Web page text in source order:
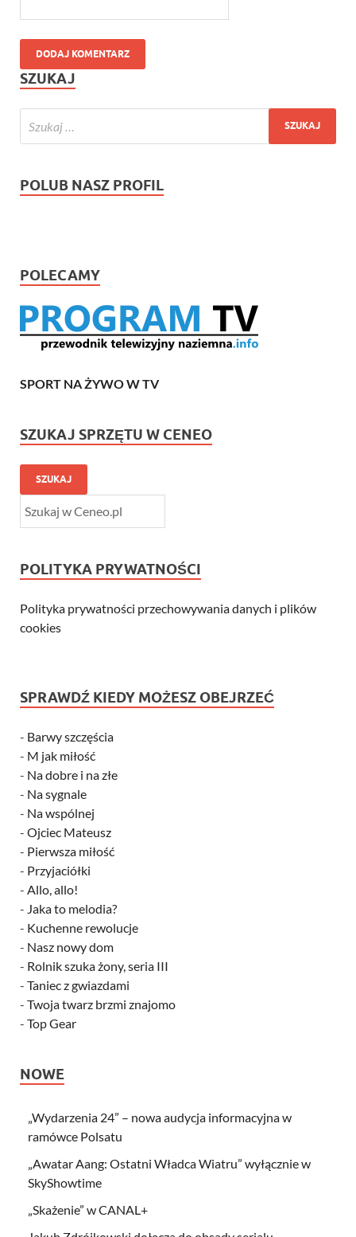
SZUKAJ
POLUB NASZ PROFIL
POLECAMY
SPORT NA ŻYWO W TV
SZUKAJ SPRZĘTU W CENEO
SZUKAJ
POLITYKA PRYWATNOŚCI
Polityka prywatności przechowywania danych i plików
cookies
SPRAWDŹ KIEDY MOŻESZ OBEJRZEĆ
- Barwy szczęścia
- M jak miłość
- Na dobre i na złe
- Na sygnale
- Na wspólnej
- Ojciec Mateusz
- Pierwsza miłość
- Przyjaciółki
- Allo, allo!
- Jaka to melodia?
- Kuchenne rewolucje
- Nasz nowy dom
- Rolnik szuka żony, seria III
- Taniec z gwiazdami
- Twoja twarz brzmi znajomo
- Top Gear
NOWE
„Wydarzenia 24” – nowa audycja informacyjna w
ramówce Polsatu
„Awatar Aang: Ostatni Władca Wiatru” wyłącznie w
SkyShowtime
„Skażenie” w CANAL+